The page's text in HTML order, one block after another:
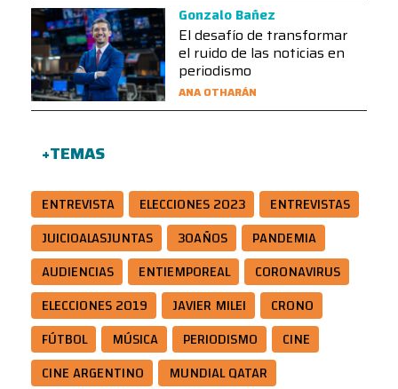
Gonzalo Bañez
El desafío de transformar
el ruido de las noticias en
periodismo
ANA OTHARÁN
+TEMAS
ENTREVISTA ELECCIONES 2023
ENTREVISTAS
JUICIOALASJUNTAS
30AÑOS
PANDEMIA
AUDIENCIAS
ENTIEMPOREAL
CORONAVIRUS
ELECCIONES 2019
JAVIER MILEI
CRONO
FÚTBOL
MÚSICA PERIODISMO
CINE
CINE ARGENTINO
MUNDIAL QATAR